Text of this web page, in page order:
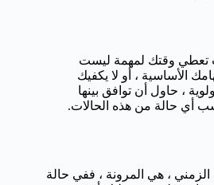
تعطي وقتك لمهمة ليست
الأساسية ، أو لا يكفيك
، حاول أن توافق بينها
أي حالة من هذه الحالات.
، هي المرونة ، ففي حالة